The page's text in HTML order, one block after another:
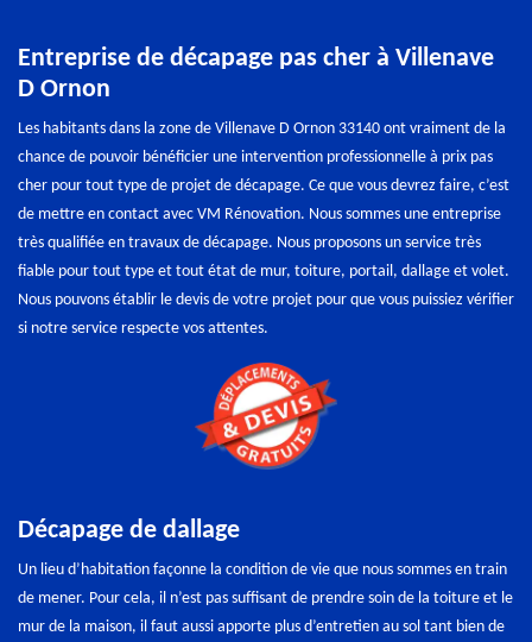
Entreprise de décapage pas cher à Villenave
D Ornon
Les habitants dans la zone de Villenave D Ornon 33140 ont vraiment de la
chance de pouvoir bénéficier une intervention professionnelle à prix pas
cher pour tout type de projet de décapage. Ce que vous devrez faire, c’est
de mettre en contact avec VM Rénovation. Nous sommes une entreprise
très qualifiée en travaux de décapage. Nous proposons un service très
fiable pour tout type et tout état de mur, toiture, portail, dallage et volet.
Nous pouvons établir le devis de votre projet pour que vous puissiez vérifier
si notre service respecte vos attentes.
Décapage de dallage
Un lieu d’habitation façonne la condition de vie que nous sommes en train
de mener. Pour cela, il n’est pas suffisant de prendre soin de la toiture et le
mur de la maison, il faut aussi apporte plus d’entretien au sol tant bien de